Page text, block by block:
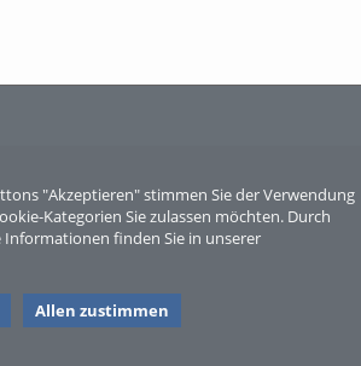
"Akzeptieren" stimmen Sie der Verwendung
Kategorien Sie zulassen möchten. Durch
Informationen finden Sie in unserer
Allen zustimmen